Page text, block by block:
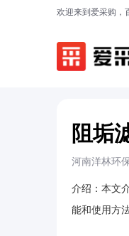
欢迎来到爱采购，
阻垢
河南洋林环
介绍： 本文
能和使用方法